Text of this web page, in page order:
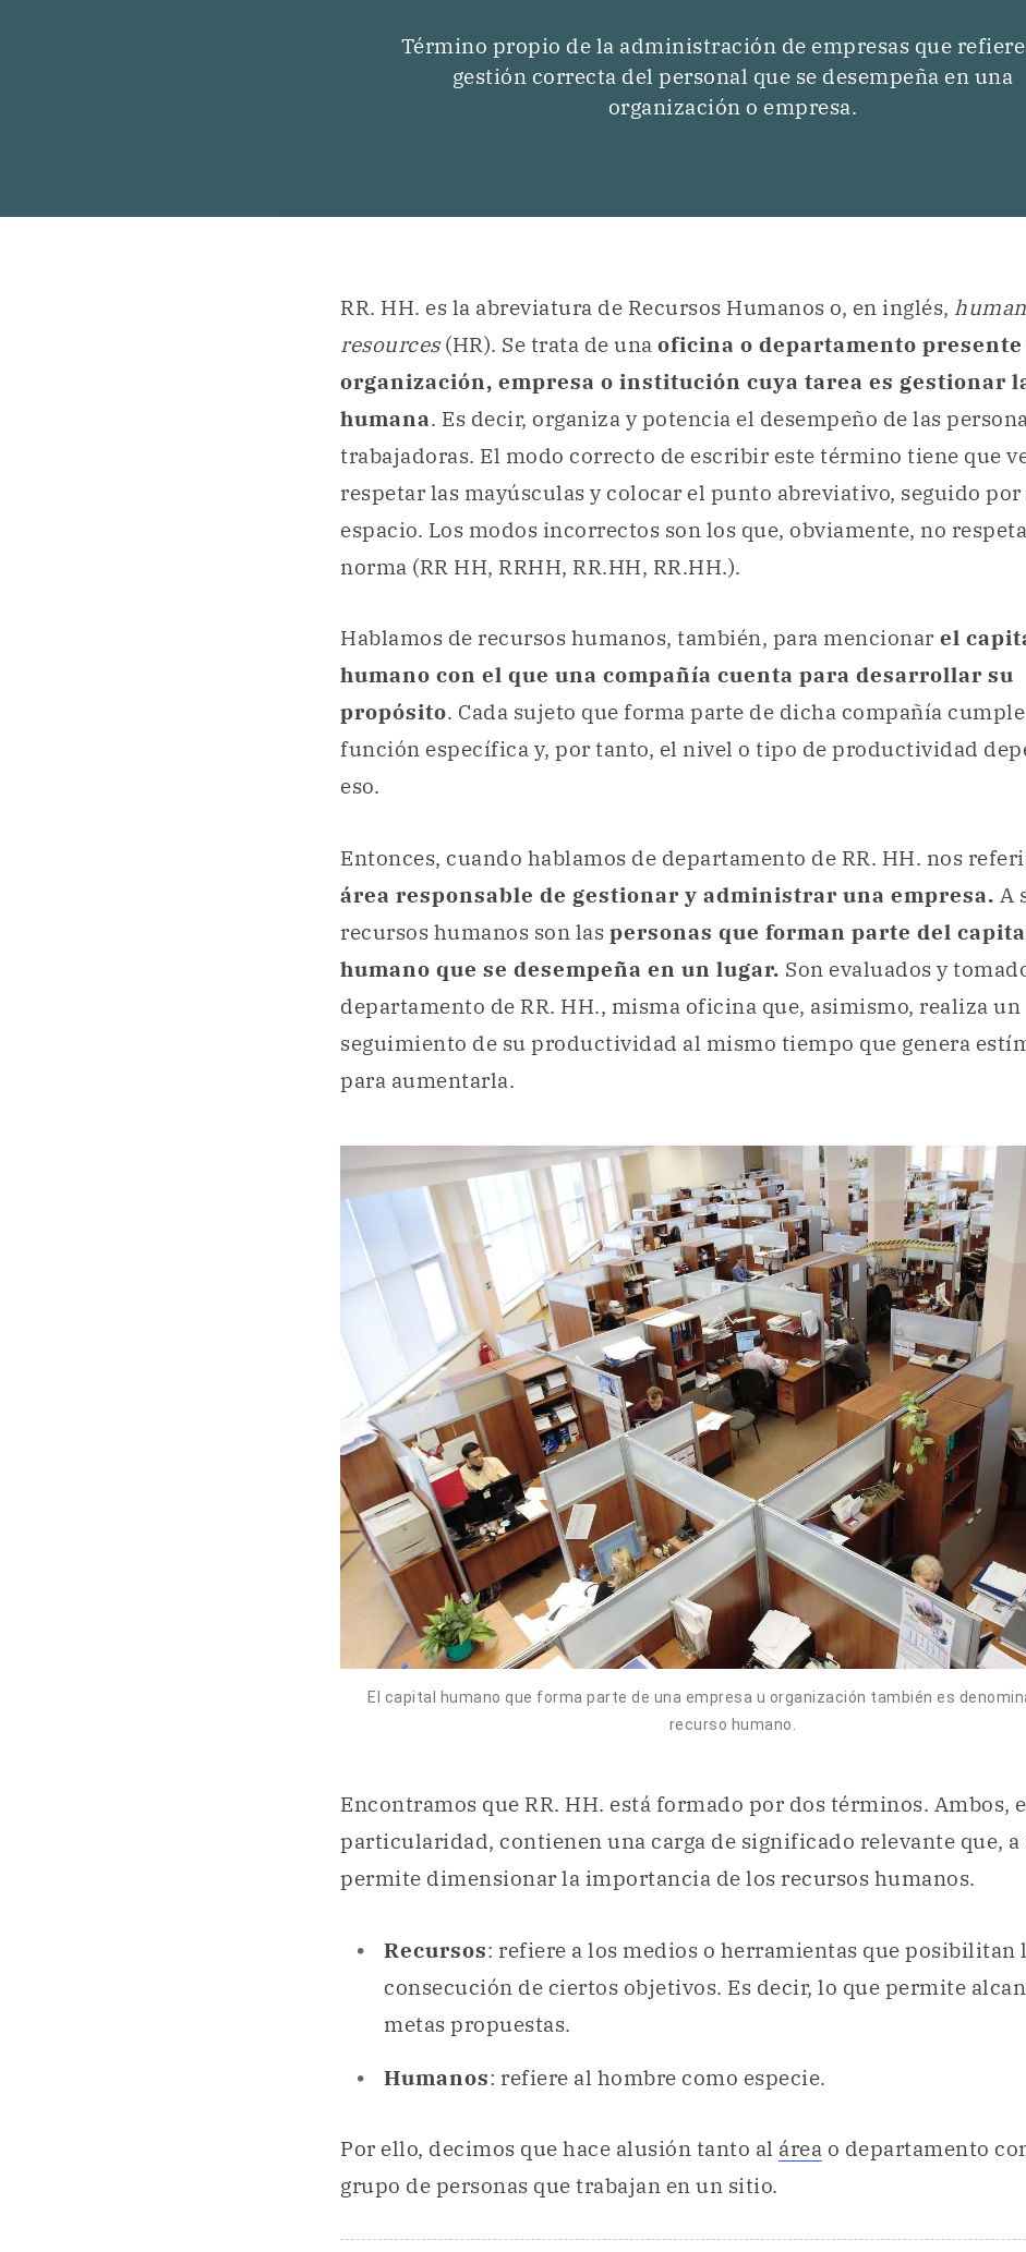
Término propio de la administración de empresas que
gestión correcta del personal que se desempeña en una
organización o empresa.
RR. HH. es la abreviatura de Recursos Humanos o, en inglés, human
resources(HR). Se trata de una oficina o departamento presente
organización, empresa o institución cuya tarea es gestionar
humana. Es decir, organiza y potencia el desempeño de las
trabajadoras. El modo correcto de escribir este término tiene que
respetar las mayúsculas y colocar el punto abreviativo, seguido
espacio. Los modos incorrectos son los que, obviamente, no
norma (RR HH, RRHH, RR.HH, RR.HH.).
Hablamos de recursos humanos, también, para mencionarel
humano con el que una compañía cuenta para desarrollar su
propósito. Cada sujeto que forma parte de dicha compañía
función específica y, por tanto, el nivel o tipo de productividad
eso.
Entonces, cuando hablamos de departamento de RR. HH. nos
área responsable de gestionar y administrar una empresa. A
recursos humanos son las personas que forman parte del
humano que se desempeña en un lugar. Son evaluados y
departamento de RR. HH., misma oficina que, asimismo, realiza un
seguimiento de su productividad al mismo tiempo que genera
para aumentarla.
El capital humano que forma parte de una empresa u organización también es
recurso humano.
Encontramos que RR. HH. está formado por dos términos. Ambos,
particularidad, contienen una carga de significado relevante que, a
permite dimensionar la importancia de los recursos humanos.
Recursos: refiere a los medios o herramientas que posibilitan
consecución de ciertos objetivos. Es decir, lo que permite
metas propuestas.
Humanos: refiere al hombre como especie.
Por ello, decimos que hace alusión tanto al área o departamento
grupo de personas que trabajan en un sitio.